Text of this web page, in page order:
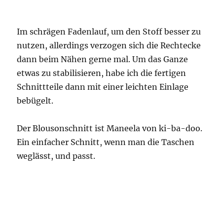
Im schrägen Fadenlauf, um den Stoff besser zu
nutzen, allerdings verzogen sich die Rechtecke
dann beim Nähen gerne mal. Um das Ganze
etwas zu stabilisieren, habe ich die fertigen
Schnittteile dann mit einer leichten Einlage
bebügelt.
Der Blousonschnitt ist Maneela von ki-ba-doo.
Ein einfacher Schnitt, wenn man die Taschen
weglässt, und passt.